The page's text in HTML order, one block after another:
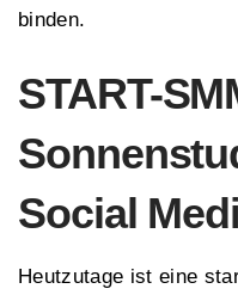
binden.
START-
Social
Heutzutage ist eine